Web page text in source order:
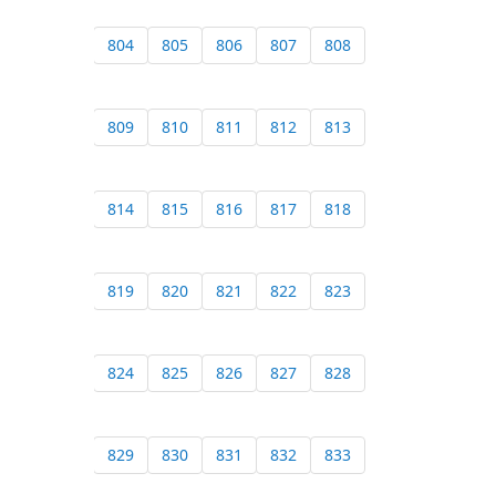
804 805 806 807 808
809 810 811 812 813
814 815 816 817 818
819 820 821 822 823
824 825 826 827 828
829 830 831 832 833